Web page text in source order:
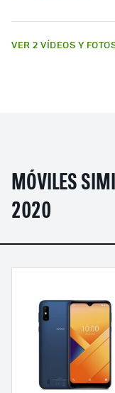
VER 2 VÍDEOS Y
MÓVILES
2020